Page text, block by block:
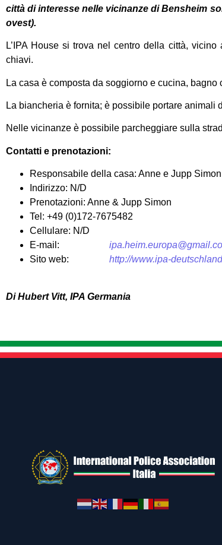
città di interesse nelle vicinanze di Bensheim
ovest).
L’IPA House si trova nel centro della città,
chiavi.
La casa è composta da soggiorno e cucina,
La biancheria è fornita; è possibile portare animali
Nelle vicinanze è possibile parcheggiare sulla
Contatti e prenotazioni:
Responsabile della casa: Anne e Jupp Simon
Indirizzo: N/D
Prenotazioni: Anne & Jupp Simon
Tel: +49 (0)172-7675482
Cellulare: N/D
E-mail:
Sito web: http://www.ipa-
Di Hubert Vitt, IPA Germania